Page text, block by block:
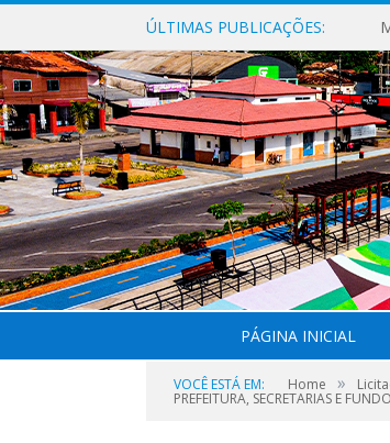
ÚLTIMAS PUBLICAÇÕES:
PÁGINA INICIAL
VOCÊ ESTÁ EM: Home »
PREFEITURA, SECRETARIAS E